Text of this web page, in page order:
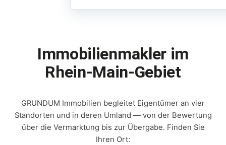
Immobilienmakler im
Rhein-Main-Gebiet
GRUNDUM Immobilien begleitet Eigentümer an vier
Standorten und in deren Umland — von der Bewertung
über die Vermarktung bis zur Übergabe. Finden Sie
Ihren Ort: